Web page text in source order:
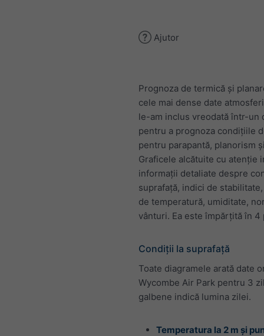
Ajutor
Prognoza de termică și
cele mai dense date
le-am inclus vreodată într-un
pentru a prognoza condițiile
pentru parapantă, planorism
Graficele alcătuite cu atenție
informații detaliate despre
suprafață, indici de
de temperatură, umiditate,
vânturi. Ea este împărțită în 4
Condiții la suprafață
Toate diagramele arată date
Wycombe Air Park pentru 3
galbene indică lumina zilei.
Temperatura la 2 m și